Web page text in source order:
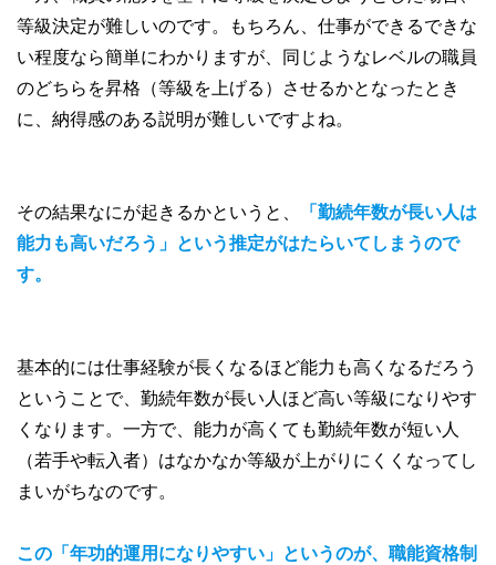
等級決定が難しいのです。もちろん、仕事ができるできな
い程度なら簡単にわかりますが、同じようなレベルの職員
のどちらを昇格（等級を上げる）させるかとなったとき
に、納得感のある説明が難しいですよね。
その結果なにが起きるかというと、
「勤続年数が長い人は
能力も高いだろう」という推定がはたらいてしまうので
す。
基本的には仕事経験が長くなるほど能力も高くなるだろう
ということで、勤続年数が長い人ほど高い等級になりやす
くなります。一方で、能力が高くても勤続年数が短い人
（若手や転入者）はなかなか等級が上がりにくくなってし
まいがちなのです。
この「年功的運用になりやすい」というのが、職能資格制